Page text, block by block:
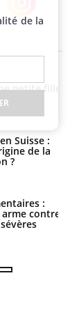
Instagram
petite fille
à un
Suisse :
de la
?
:
contre
en
: ce que
ce
aux
de la